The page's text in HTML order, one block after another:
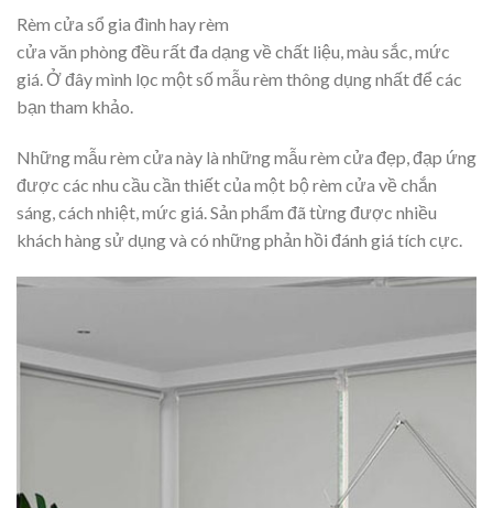
Rèm cửa sổ gia đình hay rèm
cửa văn phòng đều rất đa dạng về chất liệu, màu sắc, mức
giá. Ở đây mình lọc một số mẫu rèm thông dụng nhất để các
bạn tham khảo.
Những mẫu rèm cửa này là những mẫu rèm cửa đẹp, đạp ứng
được các nhu cầu cần thiết của một bộ rèm cửa về chắn
sáng, cách nhiệt, mức giá. Sản phẩm đã từng được nhiều
khách hàng sử dụng và có những phản hồi đánh giá tích cực.